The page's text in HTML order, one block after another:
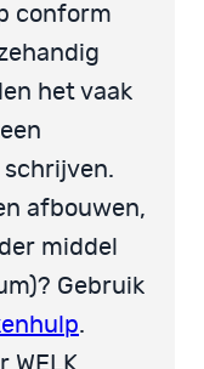
conform
het vaak
afbouwen,
middel
Gebruik
.
WELK